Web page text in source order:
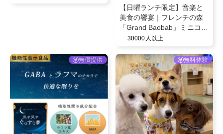
【日曜ランチ限定】音楽と
美食の響宴｜フレンチの森
「Grand Baobab」ミニコン
サート付き贅沢ランチへご
30000人以上
無償提供 無料体験